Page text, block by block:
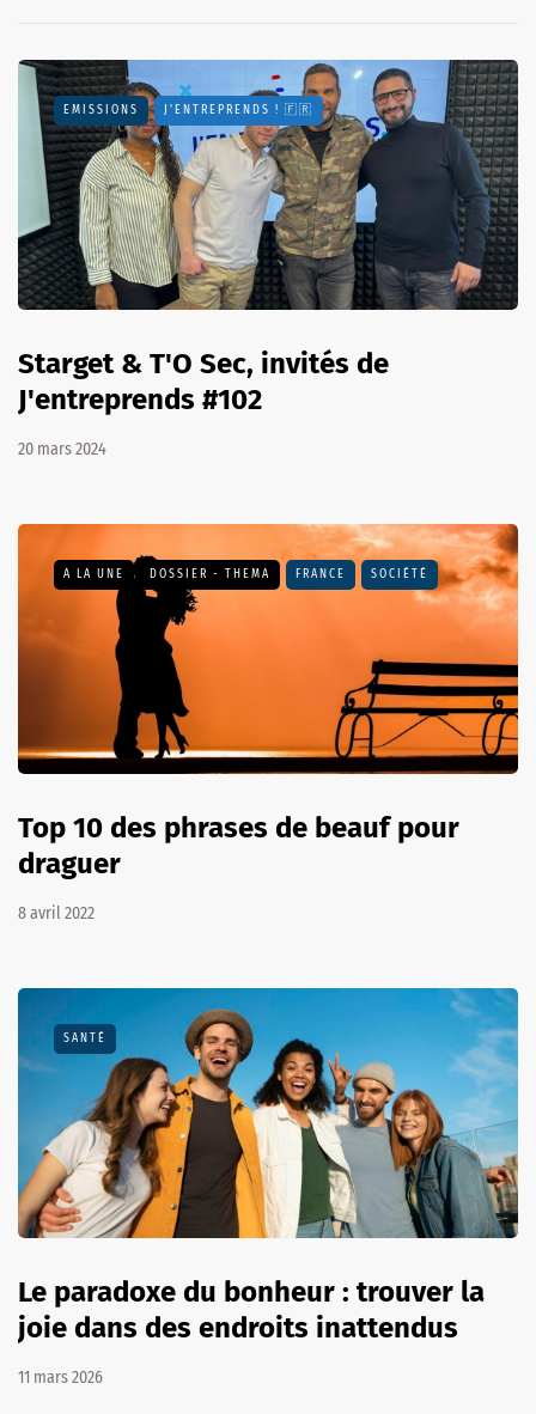
EMISSIONS J'ENTREPRENDS ! 🇫🇷
Starget & T'O Sec, invités de
J'entreprends #102
20 mars 2024
A LA UNE DOSSIER - THEMA FRANCE SOCIÉTÉ
Top 10 des phrases de beauf pour
draguer
8 avril 2022
SANTÉ
Le paradoxe du bonheur : trouver la
joie dans des endroits inattendus
11 mars 2026